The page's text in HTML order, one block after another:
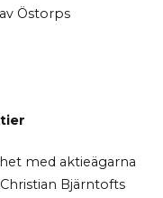
Östorps
med aktieägarna
Bjärntofts